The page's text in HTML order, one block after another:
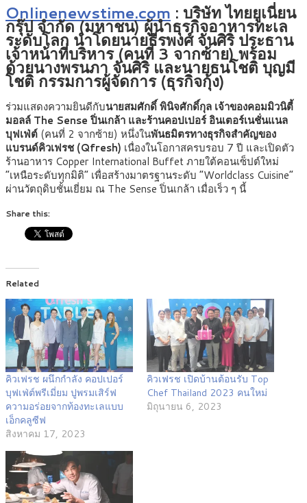
Onlinenewstime.com : บริษัท ไทยยูเนี่ยน
กรุ๊ป จำกัด (มหาชน) ผู้นำธุรกิจอาหารทะเล
ระดับโลก นำโดยนายธีรพงศ์ จันศิริ ประธาน
เจ้าหน้าที่บริหาร (คนที่ 3 จากซ้าย) พร้อม
ด้วยนางพรนภา จันศิริ และนายธนโชติ บุญมี
โชติ กรรมการผู้จัดการ (ธุรกิจกุ้ง)
ร่วมแสดงความยินดีกับนายสมศักดิ์ พินิจศักดิ์กุล เจ้าของคอมมิวนิตี้
มอลล์ The Sense ปิ่นเกล้า และร้านคอปเปอร์ อินเตอร์เนชั่นแนล
บุฟเฟ่ต์ (คนที่ 2 จากซ้าย) หนึ่งในพันธมิตรทางธุรกิจสำคัญของ
แบรนด์คิวเฟรช (Qfresh) เนื่องในโอกาสครบรอบ 7 ปี และเปิดตัว
ร้านอาหาร Copper International Buffet ภายใต้คอนเซ็ปต์ใหม่
“เหนือระดับทุกมิติ” เพื่อสร้างมาตรฐานระดับ “Worldclass Cuisine”
ผ่านวัตถุดิบชั้นเยี่ยม ณ The Sense ปิ่นเกล้า เมื่อเร็ว ๆ นี้
Share this:
Related
คิวเฟรช ผนึกกำลัง คอปเปอร์
บุฟเฟ่ต์พรีเมี่ยม ปูพรมเสิร์ฟ
ความอร่อยจากท้องทะเลแบบ
เอ็กคลูซีฟ
สิงหาคม 17, 2023
คิวเฟรช เปิดบ้านต้อนรับ Top
Chef Thailand 2023 คนใหม่
มิถุนายน 6, 2023